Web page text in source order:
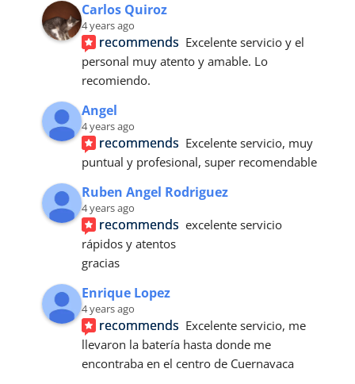
Carlos Quiroz
4 years ago
recommends Excelente servicio y el
personal muy atento y amable. Lo
recomiendo.
Angel
4 years ago
recommends Excelente servicio, muy
puntual y profesional, super recomendable
Ruben Angel Rodriguez
4 years ago
recommends excelente servicio
rápidos y atentos
gracias
Enrique Lopez
4 years ago
recommends Excelente servicio, me
llevaron la batería hasta donde me
encontraba en el centro de Cuernavaca